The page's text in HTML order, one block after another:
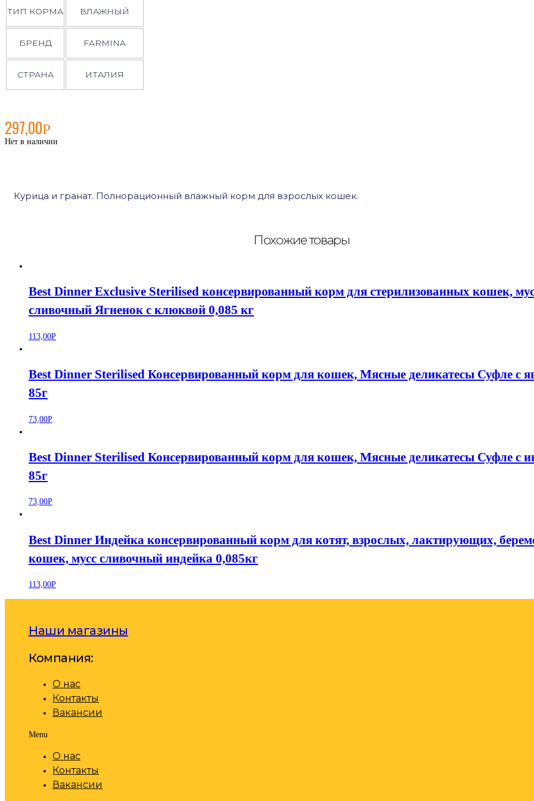
ТИП КОРМА ВЛАЖНЫЙ
БРЕНД FARMINA
СТРАНА ИТАЛИЯ
297,00Р
Нет в наличии
Курица и гранат. Полнорационный влажный корм для взрослых кошек.
Похожие товары
Best Dinner Exclusive Sterilised консервированный корм для стерилизованных кошек,
сливочный Ягненок с клюквой 0,085 кг
113,00Р
Best Dinner Sterilised Консервированный корм для кошек, Мясные деликатесы Суфле с
85г
73,00Р
Best Dinner Sterilised Консервированный корм для кошек, Мясные деликатесы Суфле с
85г
73,00Р
Best Dinner Индейка консервированный корм для котят, взрослых, лактирующих,
кошек, мусс сливочный индейка 0,085кг
113,00Р
Наши магазины
Компания:
О нас
Контакты
Вакансии
Menu
О нас
Контакты
Вакансии